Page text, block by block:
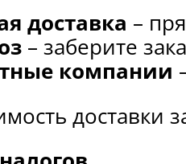
доставка –
– заберите
компании
доставки